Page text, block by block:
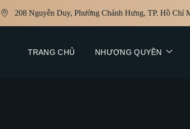
208 Nguyễn Duy, Phường Chánh Hưng, TP. Hồ Chí
TRANG CHỦ NHƯỢNG QUYỀN